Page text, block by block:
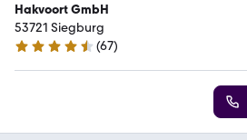
Hakvoort GmbH
53721 Siegburg
4.3 Sterne
(67)